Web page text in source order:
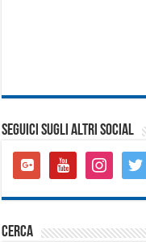
SEGUICI SUGLI ALTRI SOCIAL
google-
plus-
youtube instagramtwitter
cerca